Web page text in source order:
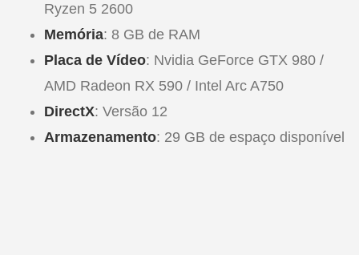
Ryzen 5 2600
Memória: 8 GB de RAM
Placa de Vídeo: Nvidia GeForce GTX 980 /
AMD Radeon RX 590 / Intel Arc A750
DirectX: Versão 12
Armazenamento: 29 GB de espaço disponível